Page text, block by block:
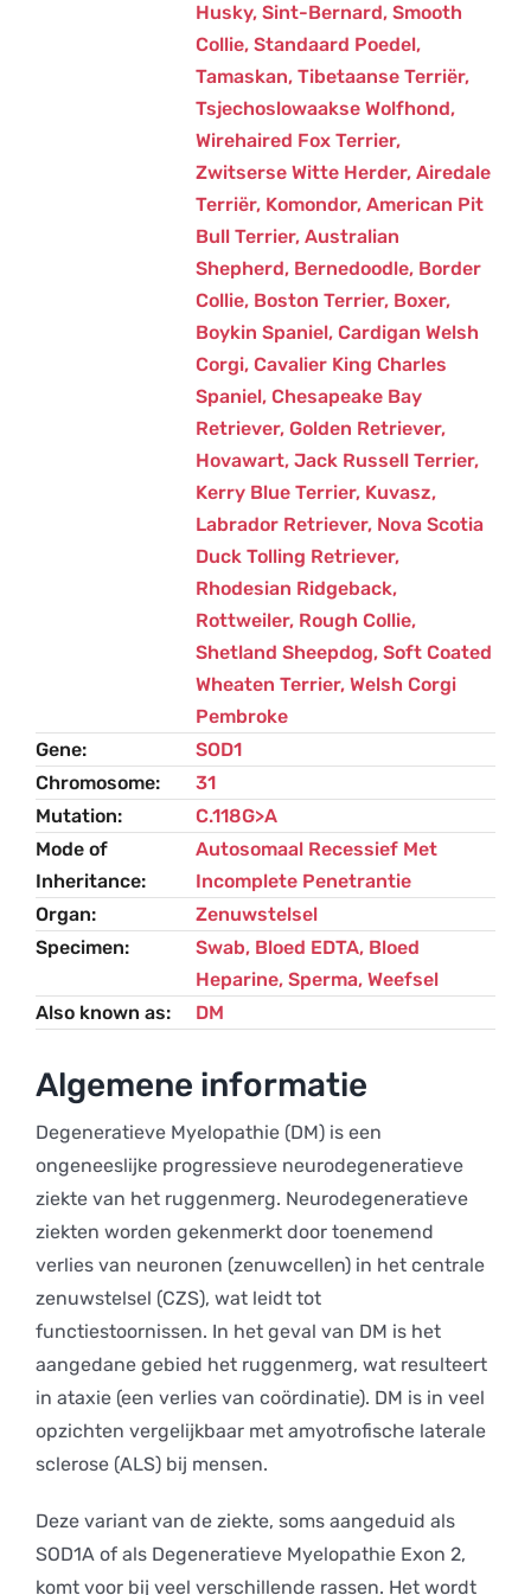
Husky, Sint-Bernard, Smooth
Collie, Standaard Poedel,
Tamaskan, Tibetaanse Terriër,
Tsjechoslowaakse Wolfhond,
Wirehaired Fox Terrier,
Zwitserse Witte Herder, Airedale
Terriër, Komondor, American Pit
Bull Terrier, Australian
Shepherd, Bernedoodle, Border
Collie, Boston Terrier, Boxer,
Boykin Spaniel, Cardigan Welsh
Corgi, Cavalier King Charles
Spaniel, Chesapeake Bay
Retriever, Golden Retriever,
Hovawart, Jack Russell Terrier,
Kerry Blue Terrier, Kuvasz,
Labrador Retriever, Nova Scotia
Duck Tolling Retriever,
Rhodesian Ridgeback,
Rottweiler, Rough Collie,
Shetland Sheepdog, Soft Coated
Wheaten Terrier, Welsh Corgi
Pembroke
Gene
SOD1
Chromosome
31
Mutation
C.118G>A
Mode of
Inheritance
Autosomaal Recessief Met
Incomplete Penetrantie
Organ
Zenuwstelsel
Specimen
Swab, Bloed EDTA, Bloed
Heparine, Sperma, Weefsel
Also known as
DM
Algemene informatie
Degeneratieve Myelopathie (DM) is een
ongeneeslijke progressieve neurodegeneratieve
ziekte van het ruggenmerg. Neurodegeneratieve
ziekten worden gekenmerkt door toenemend
verlies van neuronen (zenuwcellen) in het centrale
zenuwstelsel (CZS), wat leidt tot
functiestoornissen. In het geval van DM is het
aangedane gebied het ruggenmerg, wat resulteert
in ataxie (een verlies van coördinatie). DM is in veel
opzichten vergelijkbaar met amyotrofische laterale
sclerose (ALS) bij mensen.
Deze variant van de ziekte, soms aangeduid als
SOD1A of als Degeneratieve Myelopathie Exon 2,
komt voor bij veel verschillende rassen. Het wordt